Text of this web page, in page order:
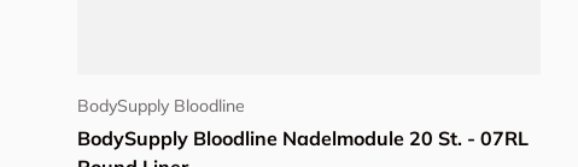
BodySupply Bloodline
BodySupply Bloodline Nadelmodule 20 St. - 07RL